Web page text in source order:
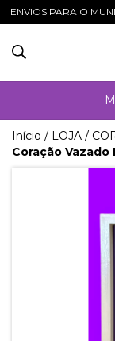
ENVIOS PARA O
Início / LOJA /
Coração